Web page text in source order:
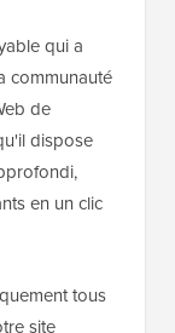
qui a
communauté
de
dispose
en un clic
tous
site